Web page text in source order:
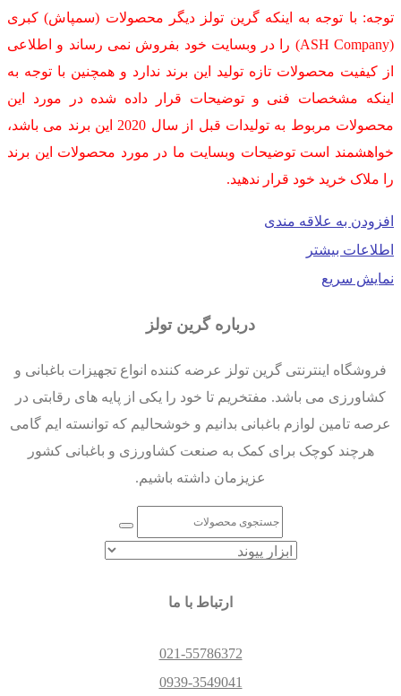
توجه: با توجه به اینکه گرین تولز دیگر محصولات (سمپاش) کبری
(ASH Company) را در وبسایت خود بفروش نمی رساند و اطلاعی
از کیفیت محصولات تازه تولید این برند ندارد و همچنین با توجه به
اینکه مشخصات فنی و توضیحات قرار داده شده در مورد این
محصولات مربوط به تولیدات قبل از سال 2020 این برند می باشد،
خواهشمند است توضیحات وبسایت ما در مورد محصولات این برند
را ملاک خرید خود قرار ندهید.
افزودن به علاقه مندی
اطلاعات بیشتر
نمایش سریع
درباره گرین تولز
فروشگاه اینترنتی گرین تولز عرضه کننده انواع تجهیزات باغبانی و
کشاورزی می باشد. مفتخریم تا خود را یکی از پایه های رقابتی در
عرصه تامین لوازم باغبانی بدانیم و خوشحالیم که توانسته ایم گامی
هرچند کوچک برای کمک به صنعت کشاورزی و باغبانی کشور
عزیزمان داشته باشیم.
ارتباط با ما
021-55786372
0939-3549041